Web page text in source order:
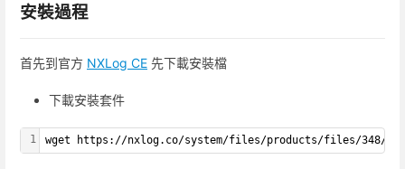
安裝過程
首先到官方 NXLog CE 先下載安裝檔
下載安裝套件
1 wget https://nxlog.co/system/files/products/files/348/